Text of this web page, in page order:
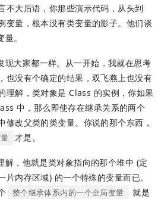
不大后语，你那些演示代码，从头到
变量，根本没有类变量的影子。他们谈
。
现大家都一样。从一开始，我就在思考
也没有个确定的结果，双飞燕上也没有
理解，类对象是 Class 的实例，你如果
中，那么即使存在继承关系的两个
修改父类的类变量。你说的那个东西，
才是。
解，他就是类对象指向的那个堆中 (定
片内存区域) 的一个特殊的变量而已。
整个继承体系内的一个全局变量
就是